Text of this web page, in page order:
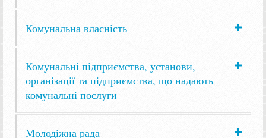
Комунальна власність
Комунальні підприємства, установи,
організації та підприємства, що надають
комунальні послуги
Молодіжна рада